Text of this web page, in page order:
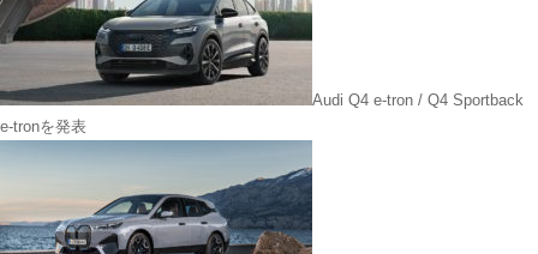
Audi Q4 e-tron / Q4 Sportback
e-tronを発表